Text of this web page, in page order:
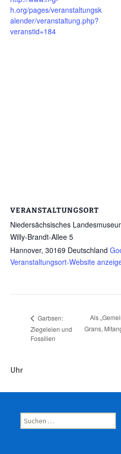
h.org/pages/veranstaltungsk
alender/veranstaltung.php?
veranstid=184
VERANSTALTUNGSORT
Niedersächsisches
Willy-Brandt-Allee 5
Hannover, 30169 Deutschland
Veranstaltungsort-Website
Garbsen:
Ziegeleien und
Fossilien
Als
Grans,
Uhr
Suchen
nach: